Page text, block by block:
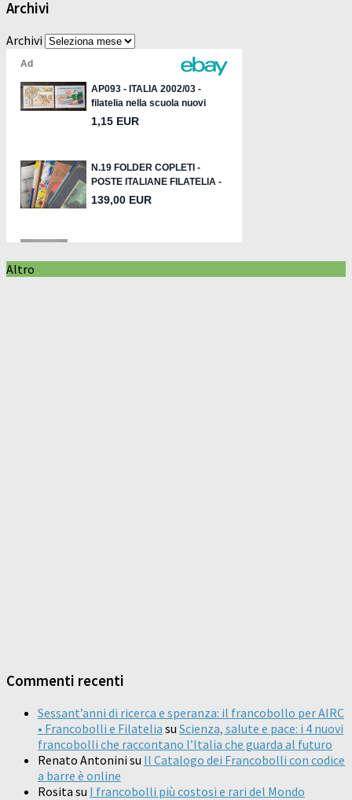
Archivi
Archivi
Altro
Commenti recenti
Sessant’anni di ricerca e speranza: il francobollo per AIRC
• Francobolli e Filatelia su Scienza, salute e pace: i 4 nuovi
francobolli che raccontano l’Italia che guarda al futuro
Renato Antonini su Il Catalogo dei Francobolli con codice
a barre è online
Rosita su I francobolli più costosi e rari del Mondo